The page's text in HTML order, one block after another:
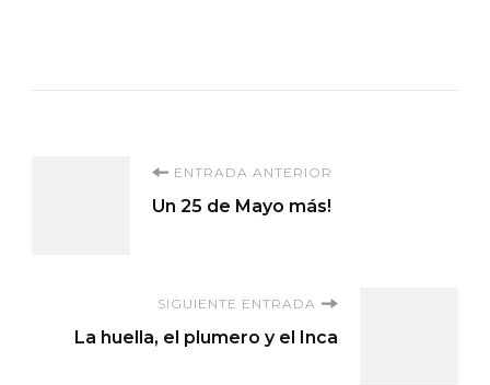
Navegación
entradas
ENTRADA ANTERIOR
Un 25 de Mayo más!
SIGUIENTE ENTRADA
La huella, el plumero y el Inca